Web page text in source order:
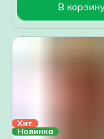
В
Хит
Новинка